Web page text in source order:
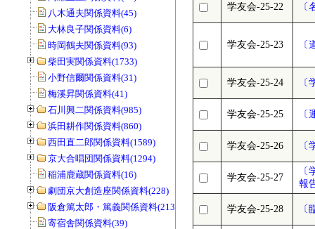
八木通夫関係資料(45)
大林良子関係資料(6)
時岡鶴夫関係資料(93)
柴田実関係資料(1733)
小野信爾関係資料(31)
梅溪昇関係資料(41)
石川興二関係資料(985)
浜田耕作関係資料(860)
西田直二郎関係資料(1589)
京大合唱団関係資料(1294)
稲浦鹿蔵関係資料(16)
劇団京大創造座関係資料(228)
阪倉篤太郎・篤義関係資料(213)
寄宿舎関係資料(39)
学友会-25-22
学友会-25-23
学友会-25-24
学友会-25-25
学友会-25-26
学友会-25-27
報
学友会-25-28 〔